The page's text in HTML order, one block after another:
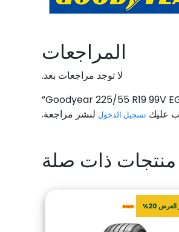
المراجعات
لا توجد مراجعات بعد.
عليكتسجيل الدخول لنشر مراجعة.
منتجات ذات صلة
20%